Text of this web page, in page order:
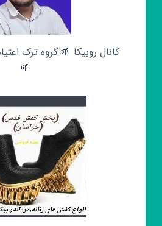
کانال روبیکا 🌱 گروه ترک
🌱